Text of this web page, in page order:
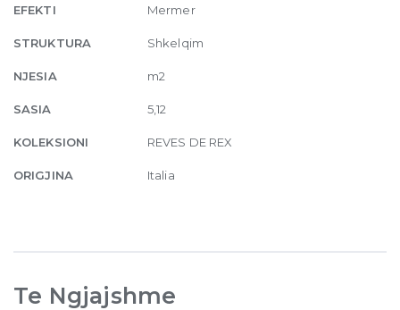
EFEKTI Mermer
STRUKTURA Shkelqim
NJESIA m2
SASIA 5,12
KOLEKSIONI REVES DE REX
ORIGJINA Italia
Te Ngjajshme